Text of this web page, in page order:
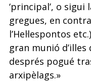
‘principal’, o
gregues, en
l’Hel·lespontos
gran munió d’illes
després pogué
arxipèlags.»